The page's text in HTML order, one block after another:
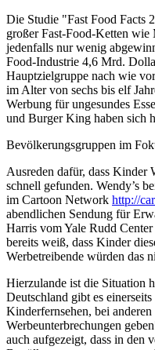
Die Studie "Fast Food Facts
großer Fast-Food-Ketten
jedenfalls nur wenig
Food-Industrie 4,6 Mrd.
Hauptzielgruppe nach wie
im Alter von sechs bis elf
Werbung für ungesundes
und Burger King haben sich
Bevölkerungsgruppen im
Ausreden dafür, dass Kinder
schnell gefunden. Wendy’s
im Cartoon Network http://
abendlichen Sendung für
Harris vom Yale Rudd
bereits weiß, dass Kinder
Werbetreibende würden das
Hierzulande ist die Situation
Deutschland gibt es
Kinderfernsehen, bei
Werbeunterbrechungen
auch aufgezeigt, dass in den